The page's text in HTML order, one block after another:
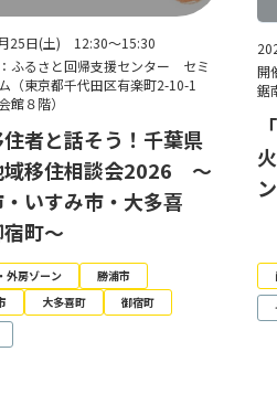
25日(土) 12:30～15:30
ふるさと回帰支援センター セミ
（東京都千代田区有楽町2-10-1
館８階）
者と話そう！千葉県
域移住相談会2026 ～
いすみ市・大多喜
町～
外房ゾーン
勝浦市
大多喜町
御宿町
開
鋸